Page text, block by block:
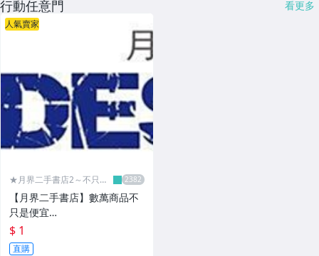
行動任意門 看更多
人氣賣家
★月界二手書店2～不只是
【月界二手書店】數萬商品不
只是便宜…
$ 1
直購